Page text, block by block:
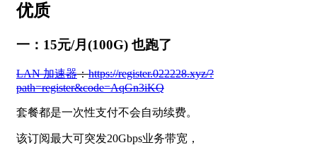
优质
一：15元/月(100G) 也跑了
LAN 加速器：https://register.022228.xyz/?
path=register&code=AqGn3iKQ
套餐都是一次性支付不会自动续费。
该订阅最大可突发20Gbps业务带宽，